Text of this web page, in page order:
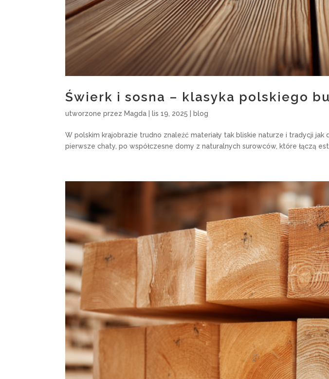
Świerk i sosna – klasyka polskiego
utworzone przez Magda lis 19, 2025 blog
W polskim krajobrazie trudno znaleźć materiały tak bliskie naturze i tradycji
pierwsze chaty, po współczesne domy z naturalnych surowców, które łączą